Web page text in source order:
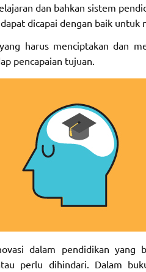
dan bahkan sistem
dicapai dengan baik untuk
harus menciptakan dan
pencapaian tujuan.
dalam pendidikan yang
perlu dihindari. Dalam